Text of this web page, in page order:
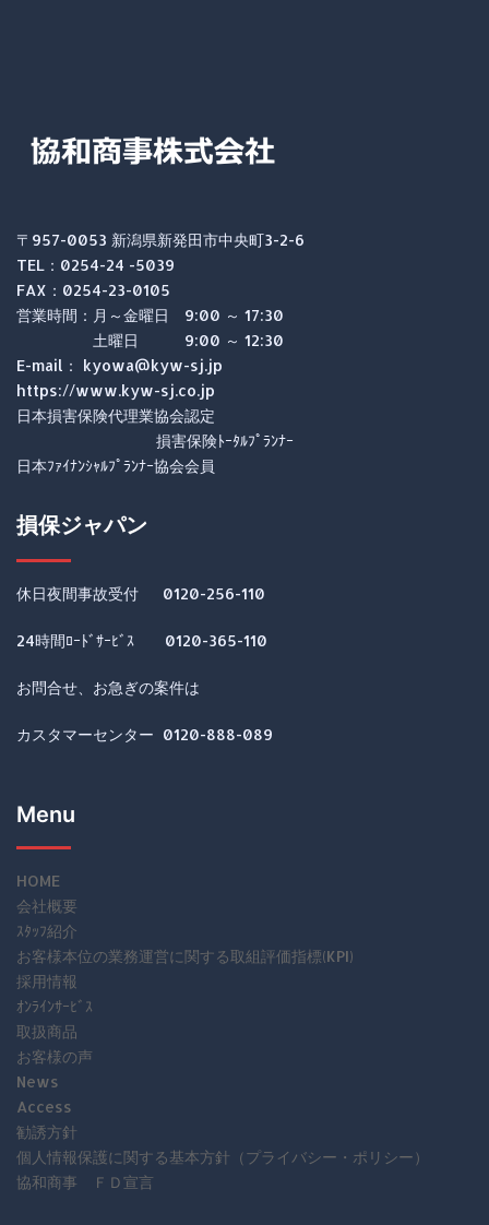
〒957-0053 新潟県新発田市中央町3-2-6
TEL：0254-24 -5039
FAX：0254-23-0105
営業時間：月～金曜日 9:00 ～ 17:30
土曜日 9:00 ～ 12:30
E-mail： kyowa@kyw-sj.jp
https://www.kyw-sj.co.jp
日本損害保険代理業協会認定
損害保険ﾄｰﾀﾙﾌﾟﾗﾝﾅｰ
日本ﾌｧｲﾅﾝｼｬﾙﾌﾟﾗﾝﾅｰ協会会員
損保ジャパン
休日夜間事故受付 0120-256-110
24時間ﾛｰﾄﾞｻｰﾋﾞｽ 0120-365-110
お問合せ、お急ぎの案件は
カスタマーセンター 0120-888-089
Menu
HOME
会社概要
ｽﾀｯﾌ紹介
お客様本位の業務運営に関する取組評価指標(KPI)
採用情報
ｵﾝﾗｲﾝｻｰﾋﾞｽ
取扱商品
お客様の声
News
Access
勧誘方針
個人情報保護に関する基本方針（プライバシー・ポリシー）
協和商事 ＦＤ宣言